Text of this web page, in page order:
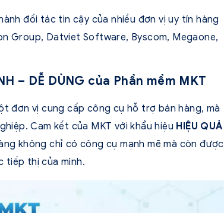
đối tác tin cậy của nhiều đơn vị uy tín hàng
Group, Datviet Software, Byscom, Megaone,
– DỄ DÙNG của Phần mềm MKT
đơn vị cung cấp công cụ hỗ trợ bán hàng, mà
Cam kết của MKT với khẩu hiệu HIỆU QUẢ
không chỉ có công cụ mạnh mẽ mà còn được
tiếp thị của mình.